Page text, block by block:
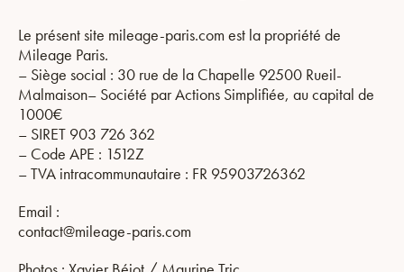
Le présent site mileage-paris.com est la propriété de
Mileage Paris.
– Siège social : 30 rue de la Chapelle 92500 Rueil-
Malmaison– Société par Actions Simplifiée, au capital de
1000€
– SIRET 903 726 362
– Code APE : 1512Z
– TVA intracommunautaire : FR 95903726362
Email :
contact@mileage-paris.com